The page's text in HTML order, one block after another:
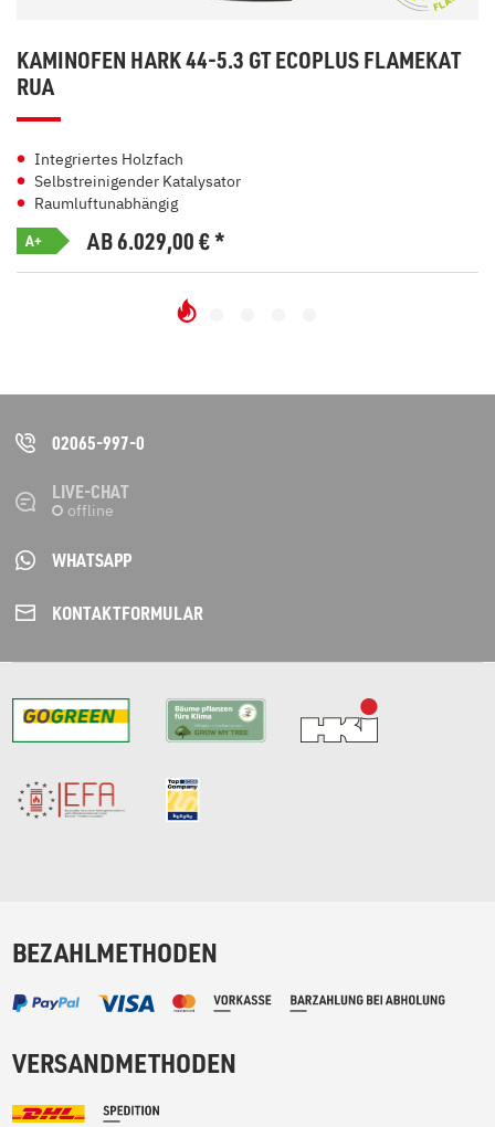
KAMINOFEN HARK 44-5.3 GT ECOPLUS FLAMEKAT
RUA
Integriertes Holzfach
Selbstreinigender Katalysator
Raumluftunabhängig
A+ AB 6.029,00€*
02065-997-0
LIVE-CHAT
WHATSAPP
KONTAKT­FORMULAR
BEZAHLMETHODEN
VERSANDMETHODEN